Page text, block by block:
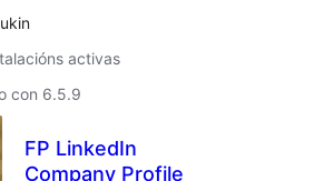
activas
con 6.5.9
FP LinkedIn
Company Profile